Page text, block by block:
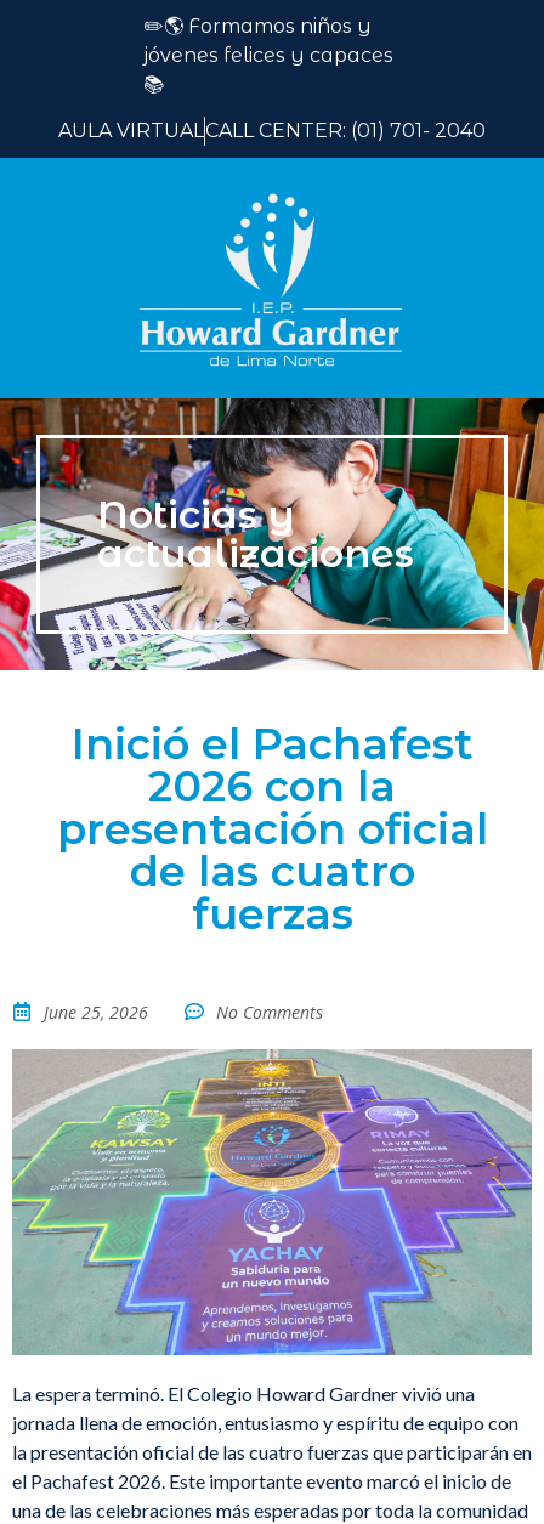
✏️🌎 Formamos niños y
jóvenes felices y capaces
📚
AULA VIRTUALCALL CENTER: (01) 701- 2040
Noticias y
actualizaciones
Inició el Pachafest
2026 con la
presentación oficial
de las cuatro
fuerzas
June 25, 2026 No Comments
La espera terminó. El Colegio Howard Gardner vivió una
jornada llena de emoción, entusiasmo y espíritu de equipo con
la presentación oficial de las cuatro fuerzas que participarán en
el Pachafest 2026. Este importante evento marcó el inicio de
una de las celebraciones más esperadas por toda la comunidad